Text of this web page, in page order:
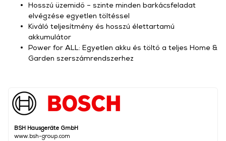
BSH Hausgeräte GmbH
www.bsh-group.com
Hosszú üzemidő – szinte minden barkácsfeladat
elvégzése egyetlen töltéssel
Kiváló teljesítmény és hosszú élettartamú
akkumulátor
Power for ALL: Egyetlen akku és töltő a teljes Home &
Garden szerszámrendszerhez